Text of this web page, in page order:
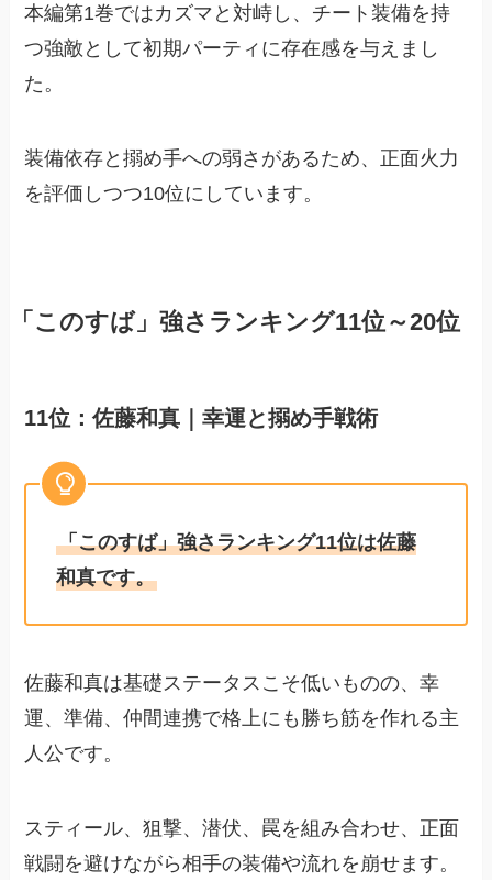
本編第1巻ではカズマと対峙し、チート装備を持
つ強敵として初期パーティに存在感を与えまし
た。
装備依存と搦め手への弱さがあるため、正面火力
を評価しつつ10位にしています。
「このすば」強さランキング11位～20位
11位：佐藤和真｜幸運と搦め手戦術
「このすば」強さランキング11位は佐藤
和真です。
佐藤和真は基礎ステータスこそ低いものの、幸
運、準備、仲間連携で格上にも勝ち筋を作れる主
人公です。
スティール、狙撃、潜伏、罠を組み合わせ、正面
戦闘を避けながら相手の装備や流れを崩せます。